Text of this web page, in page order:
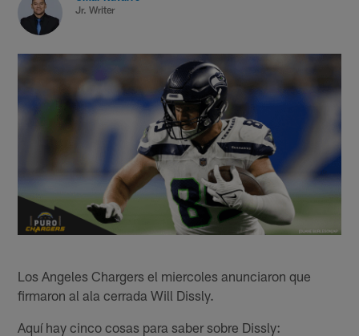
Jr. Writer
Los Angeles Chargers el miercoles anunciaron que
firmaron al ala cerrada Will Dissly.
Aquí hay cinco cosas para saber sobre Dissly: